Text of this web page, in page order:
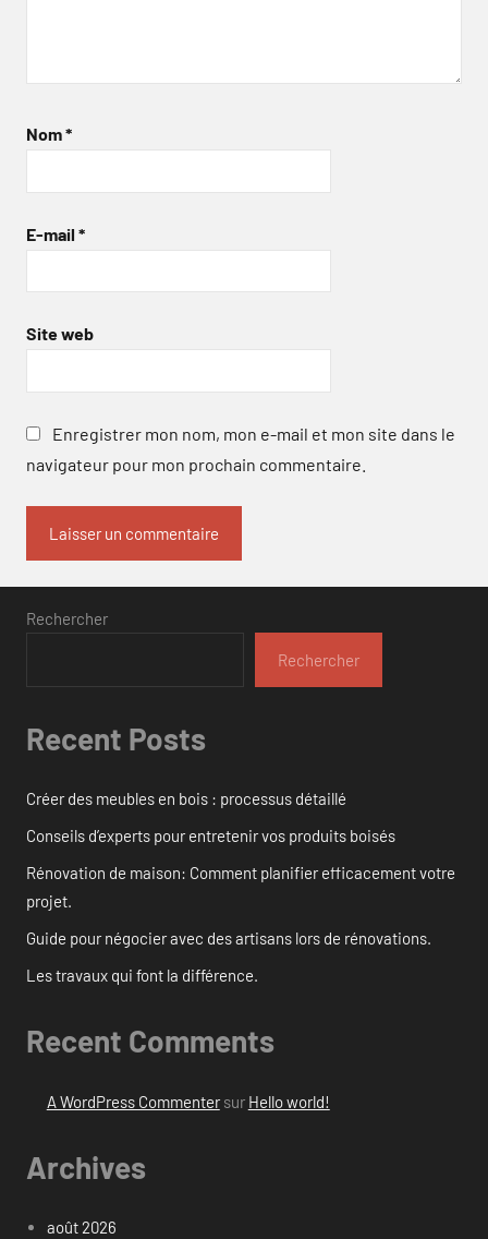
Nom*
E-mail *
Site web
Enregistrer mon nom, mon e-mail et mon site dans le
navigateur pour mon prochain commentaire.
Rechercher
Rechercher
Recent Posts
Créer des meubles en bois : processus détaillé
Conseils d’experts pour entretenir vos produits boisés
Rénovation de maison: Comment planifier efficacement votre
projet.
Guide pour négocier avec des artisans lors de rénovations.
Les travaux qui font la différence.
Recent Comments
A WordPress Commentersur Hello world!
Archives
août 2026